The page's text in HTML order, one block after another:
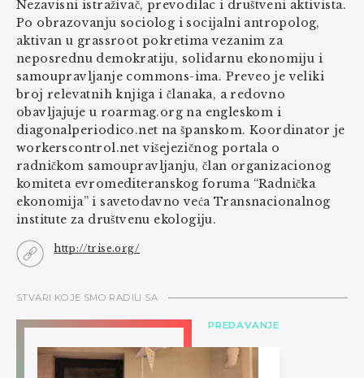
Nezavisni istraživač, prevodilac i društveni aktivista.
Po obrazovanju sociolog i socijalni antropolog,
aktivan u grassroot pokretima vezanim za
neposrednu demokratiju, solidarnu ekonomiju i
samoupravljanje commons-ima. Preveo je veliki
broj relevatnih knjiga i članaka, a redovno
obavljajuje u roarmag.org na engleskom i
diagonalperiodico.net na španskom. Koordinator je
workerscontrol.net višejezičnog portala o
radničkom samoupravljanju, član organizacionog
komiteta evromediteranskog foruma “Radnička
ekonomija” i savetodavno veća Transnacionalnog
institute za društvenu ekologiju.
http://trise.org/
STVARI KOJE SMO RADILI SA
PREDAVANJE